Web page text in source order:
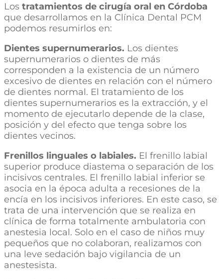
Los tratamientos de cirugía oral en Córdoba
que desarrollamos en la Clínica Dental PCM
podemos resumirlos en:
Dientes supernumerarios. Los dientes
supernumerarios o dientes de más
corresponden a la existencia de un número
excesivo de dientes en relación con el número
de dientes normal. El tratamiento de los
dientes supernumerarios es la extracción, y el
momento de ejecutarlo depende de la clase,
posición y del efecto que tenga sobre los
dientes vecinos.
Frenillos linguales o labiales. El frenillo labial
superior produce diastema o separación de los
incisivos centrales. El frenillo labial inferior se
asocia en la época adulta a recesiones de la
encía en los incisivos inferiores. En este caso, se
trata de una intervención que se realiza en
clínica de forma totalmente ambulatoria con
anestesia local. Solo en el caso de niños muy
pequeños que no colaboran, realizamos con
una leve sedación bajo vigilancia de un
anestesista.